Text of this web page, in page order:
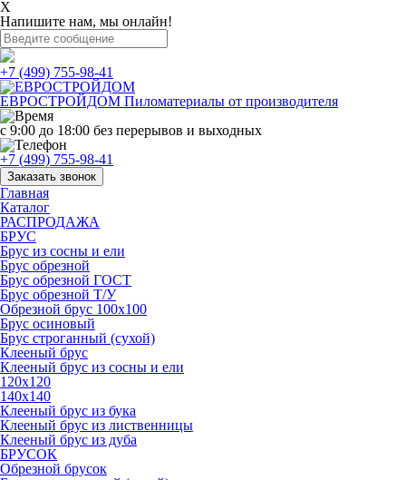
X
Напишите нам, мы онлайн!
+7 (499) 755-98-41
ЕВРОСТРОЙДОМ Пиломатериалы от производителя
с 9:00 до 18:00 без перерывов и выходных
+7 (499) 755-98-41
Заказать звонок
Главная
Каталог
РАСПРОДАЖА
БРУС
Брус из сосны и ели
Брус обрезной
Брус обрезной ГОСТ
Брус обрезной Т/У
Обрезной брус 100х100
Брус осиновый
Брус строганный (сухой)
Клееный брус
Клееный брус из сосны и ели
120х120
140х140
Клееный брус из бука
Клееный брус из лиственницы
Клееный брус из дуба
БРУСОК
Обрезной брусок